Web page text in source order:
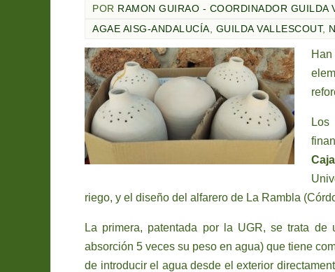
POR RAMON GUIRAO - COORDINADOR GUILDA
AGAE AISG-ANDALUCÍA, GUILDA VALLESCOUT,
riego, y el diseño del alfarero de La Rambla
La primera, patentada por la UGR, se trata de
absorción 5 veces su peso en agua) que tiene
de introducir el agua desde el exterior